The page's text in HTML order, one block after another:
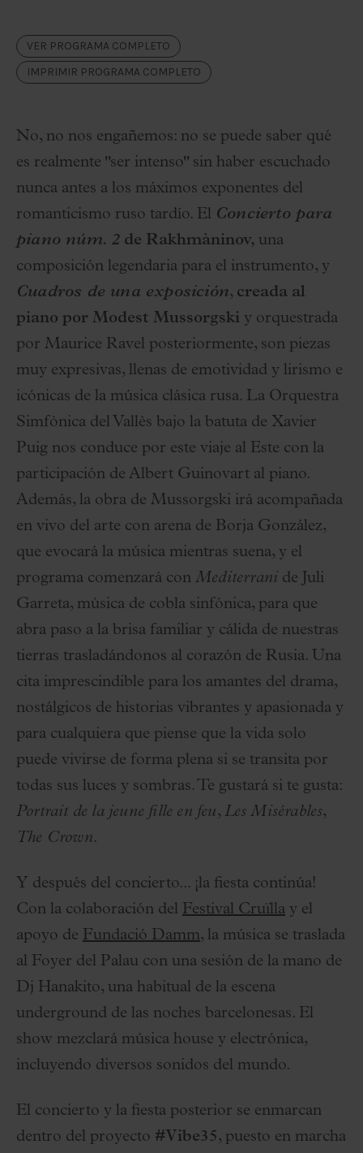
VER PROGRAMA COMPLETO
IMPRIMIR PROGRAMA COMPLETO
No, no nos engañemos: no se puede saber qué
es realmente "ser intenso" sin haber escuchado
nunca antes a los máximos exponentes del
romanticismo ruso tardío. El Concierto para
piano núm. 2 de Rakhmàninov, una
composición legendaria para el instrumento, y
Cuadros de una exposición, creada al
piano por Modest Mussorgski y orquestrada
por Maurice Ravel posteriormente, son piezas
muy expresivas, llenas de emotividad y lirismo e
icónicas de la música clásica rusa. La Orquestra
Simfònica del Vallès bajo la batuta de Xavier
Puig nos conduce por este viaje al Este con la
participación de Albert Guinovart al piano.
Además, la obra de Mussorgski irá acompañada
en vivo del arte con arena de Borja González,
que evocará la música mientras suena, y el
programa comenzará con Mediterrani de Juli
Garreta, música de cobla sinfónica, para que
abra paso a la brisa familiar y cálida de nuestras
tierras trasladándonos al corazón de Rusia. Una
cita imprescindible para los amantes del drama,
nostálgicos de historias vibrantes y apasionada y
para cualquiera que piense que la vida solo
puede vivirse de forma plena si se transita por
todas sus luces y sombras. Te gustará si te gusta:
Portrait de la jeune fille en feu, Les Misérables,
The Crown.
Y después del concierto... ¡la fiesta continúa!
Con la colaboración del Festival Cruïlla y el
apoyo de Fundació Damm, la música se traslada
al Foyer del Palau con una sesión de la mano de
Dj Hanakito, una habitual de la escena
underground de las noches barcelonesas. El
show mezclará música house y electrónica,
incluyendo diversos sonidos del mundo.
El concierto y la fiesta posterior se enmarcan
dentro del proyecto #Vibe35, puesto en marcha